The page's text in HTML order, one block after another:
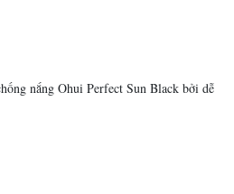
nắng Ohui Perfect Sun Black bởi dễ